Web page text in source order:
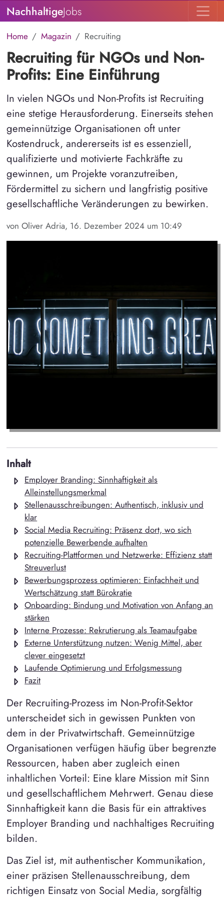
NachhaltigeJobs
Home Magazin Recruiting
Recruiting für NGOs und Non-
Profits: Eine Einführung
In vielen NGOs und Non-Profits ist Recruiting
eine stetige Herausforderung. Einerseits stehen
gemeinnützige Organisationen oft unter
Kostendruck, andererseits ist es essenziell,
qualifizierte und motivierte Fachkräfte zu
gewinnen, um Projekte voranzutreiben,
Fördermittel zu sichern und langfristig positive
gesellschaftliche Veränderungen zu bewirken.
von Oliver Adria, 16. Dezember 2024 um 10:49
Inhalt
Employer Branding: Sinnhaftigkeit als
Alleinstellungsmerkmal
Stellenausschreibungen: Authentisch, inklusiv und
klar
Social Media Recruiting: Präsenz dort, wo sich
potenzielle Bewerbende aufhalten
Recruiting-Plattformen und Netzwerke: Effizienz statt
Streuverlust
Bewerbungsprozess optimieren: Einfachheit und
Wertschätzung statt Bürokratie
Onboarding: Bindung und Motivation von Anfang an
stärken
Interne Prozesse: Rekrutierung als Teamaufgabe
Externe Unterstützung nutzen: Wenig Mittel, aber
clever eingesetzt
Laufende Optimierung und Erfolgsmessung
Fazit
Der Recruiting-Prozess im Non-Profit-Sektor
unterscheidet sich in gewissen Punkten von
dem in der Privatwirtschaft. Gemeinnützige
Organisationen verfügen häufig über begrenzte
Ressourcen, haben aber zugleich einen
inhaltlichen Vorteil: Eine klare Mission mit Sinn
und gesellschaftlichem Mehrwert. Genau diese
Sinnhaftigkeit kann die Basis für ein attraktives
Employer Branding und nachhaltiges Recruiting
bilden.
Das Ziel ist, mit authentischer Kommunikation,
einer präzisen Stellenausschreibung, dem
richtigen Einsatz von Social Media, sorgfältig